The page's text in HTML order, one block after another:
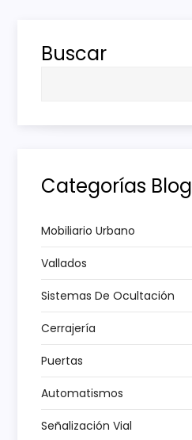
g
c
ó
n
d
e
e
n
t
Buscar
Categorías Blog
Mobiliario Urbano
Vallados
Sistemas De Ocultación
Cerrajería
Puertas
Automatismos
Señalización Vial